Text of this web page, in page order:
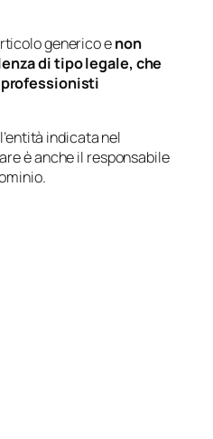
generico enon
di tipo legale, che
indicata nel
è anche il responsabile